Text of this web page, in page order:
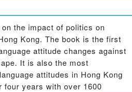
the impact of politics on
Kong. The book is the first
attitude changes against
It is also the most
attitudes in Hong Kong
four years with over 1600